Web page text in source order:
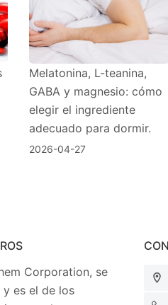
Melatonina, L-teanina,
GABA y magnesio: cómo
elegir el ingrediente
adecuado para dormir.
2026-04-27
Corporation, se
es el de los